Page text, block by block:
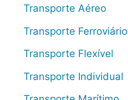
Transporte Aéreo
Transporte Ferroviário
Transporte Flexível
Transporte Individual